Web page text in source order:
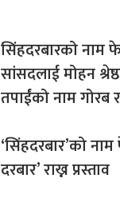
सिंहदरबारको नाम
सांसदलाई मोहन
तपाईंको नाम गोरब
‘सिंहदरबार’को
दरबार’ राख्न प्रस्ताव